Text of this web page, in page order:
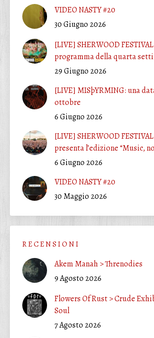
VIDEO NASTY #20
30 Giugno 2026
[LIVE] SHERWOOD
programma della quarta
29 Giugno 2026
[LIVE] MISþYRMING: una
ottobre
6 Giugno 2026
[LIVE] SHERWOOD
presenta l’edizione “Music,
6 Giugno 2026
VIDEO NASTY #20
30 Maggio 2026
R E C E N S I O N I
Akem Manah > Threnodies
9 Agosto 2026
Flowers Of Rust > Crude
Soul
7 Agosto 2026